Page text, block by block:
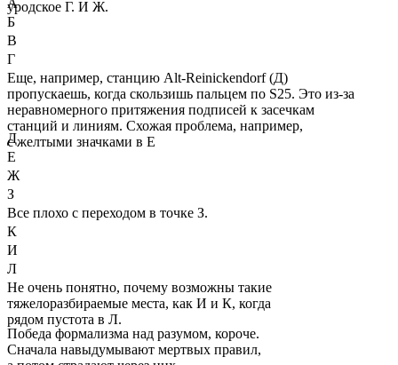
уродское Г. И Ж.
А
Б
В
Г
Еще, например, станцию Alt-Reinickendorf (Д)
пропускаешь, когда скользишь пальцем по S25. Это из-за
неравномерного притяжения подписей к засечкам
станций и линиям. Схожая проблема, например,
с желтыми значками в Е
Д
Е
Ж
З
Все плохо с переходом в точке З.
К
И
Л
Не очень понятно, почему возможны такие
тяжелоразбираемые места, как И и К, когда
рядом пуcтота в Л.
Победа формализма над разумом, короче.
Сначала навыдумывают мертвых правил,